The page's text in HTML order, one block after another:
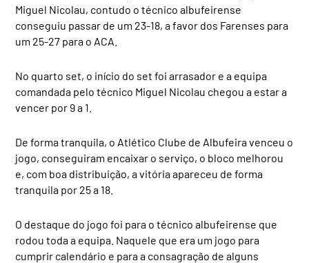
Miguel Nicolau, contudo o técnico albufeirense
conseguiu passar de um 23-18, a favor dos Farenses para
um 25-27 para o ACA.
No quarto set, o início do set foi arrasador e a equipa
comandada pelo técnico Miguel Nicolau chegou a estar a
vencer por 9 a 1.
De forma tranquila, o Atlético Clube de Albufeira venceu o
jogo, conseguiram encaixar o serviço, o bloco melhorou
e, com boa distribuição, a vitória apareceu de forma
tranquila por 25 a 18.
O destaque do jogo foi para o técnico albufeirense que
rodou toda a equipa. Naquele que era um jogo para
cumprir calendário e para a consagração de alguns